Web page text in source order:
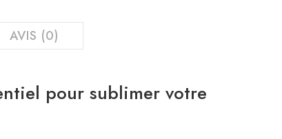
AVIS (0)
pour sublimer votre